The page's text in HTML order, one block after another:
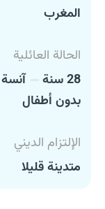
المغرب
الحالة العائلية
28 سنة
آنسة
بدون أطفال
الإلتزام الديني
متدينة قليلا